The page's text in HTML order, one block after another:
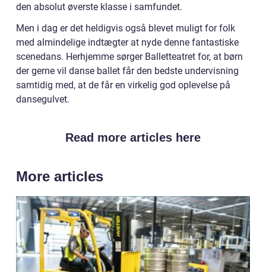
den absolut øverste klasse i samfundet.
Men i dag er det heldigvis også blevet muligt for folk
med almindelige indtægter at nyde denne fantastiske
scenedans. Herhjemme sørger Balletteatret for, at børn
der gerne vil danse ballet får den bedste undervisning
samtidig med, at de får en virkelig god oplevelse på
dansegulvet.
Read more articles here
More articles